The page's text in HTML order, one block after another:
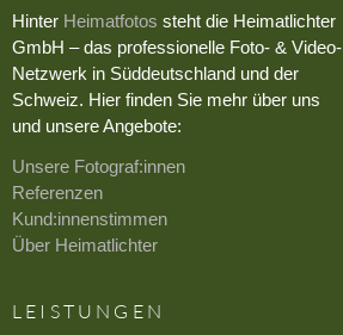
Hinter Heimatfotos steht die Heimatlichter
GmbH – das professionelle Foto- & Video-
Netzwerk in Süddeutschland und der
Schweiz. Hier finden Sie mehr über uns
und unsere Angebote:
Unsere Fotograf:innen
Referenzen
Kund:innenstimmen
Über Heimatlichter
LEISTUNGEN